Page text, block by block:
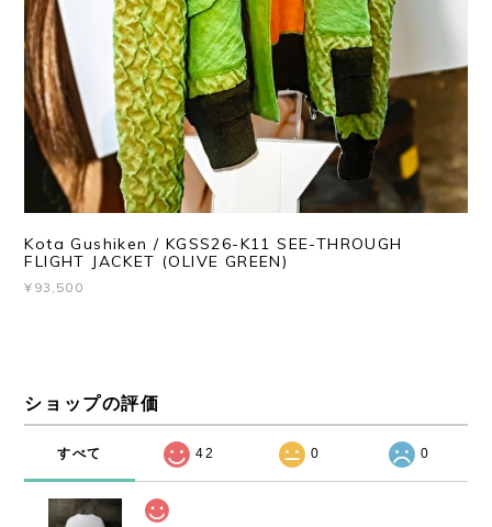
Kota Gushiken / KGSS26-K11 SEE-THROUGH
FLIGHT JACKET (OLIVE GREEN)
¥93,500
ショップの評価
すべて 42 0 0